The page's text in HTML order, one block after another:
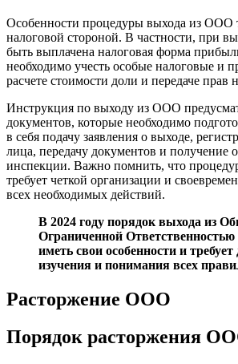
Особенности процедуры выхода из ООО
налоговой стороной. В частности, при
быть выплачена налоговая форма
необходимо учесть особые налоговые и
расчете стоимости доли и передаче прав
Инструкция по выходу из ООО
документов, которые необходимо
в себя подачу заявления о выходе,
лица, передачу документов и получение
инспекции. Важно помнить, что
требует четкой организации и
всех необходимых действий.
В 2024 году порядок выхода из
Ограниченной
иметь свои особенности и требует
изучения и понимания всех
Расторжение ООО
Порядок расторжения